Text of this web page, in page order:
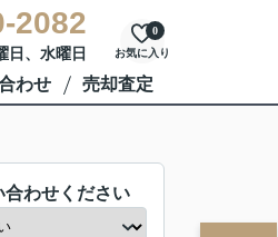
2082
日、水曜日 お気に入り
0
わせ 売却査定
合わせください